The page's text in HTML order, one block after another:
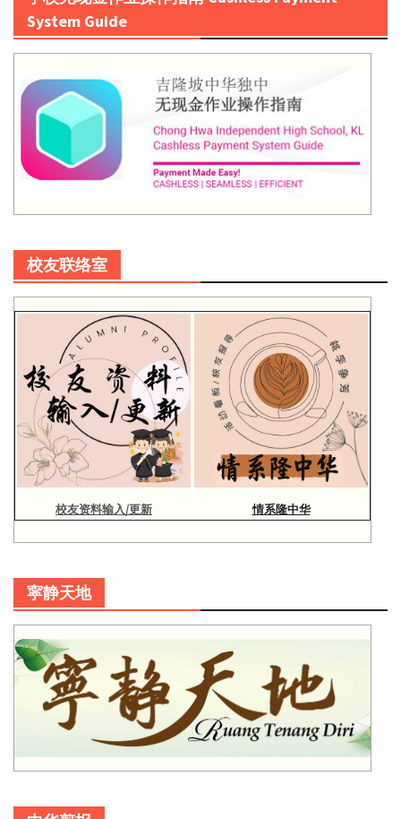
System Guide
校友联络室
校友资料输入/更新 情系隆中华
寜静天地